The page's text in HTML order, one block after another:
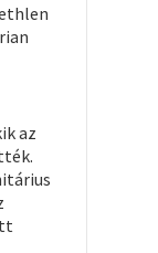
az